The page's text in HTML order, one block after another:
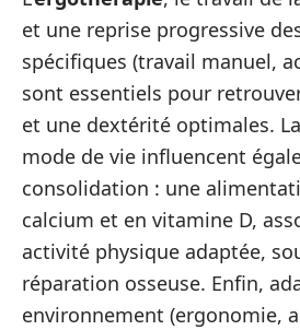
et une reprise progressive
spécifiques (travail manuel,
sont essentiels pour
et une dextérité optimales.
mode de vie influencent
consolidation : une
calcium et en vitamine D,
activité physique adaptée,
réparation osseuse. Enfin,
environnement (ergonomie,